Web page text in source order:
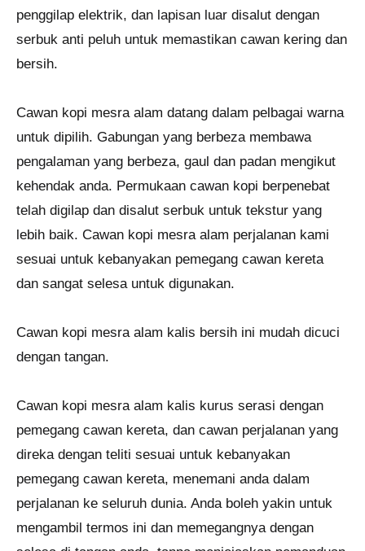
penggilap elektrik, dan lapisan luar disalut dengan
serbuk anti peluh untuk memastikan cawan kering dan
bersih.
Cawan kopi mesra alam datang dalam pelbagai warna
untuk dipilih. Gabungan yang berbeza membawa
pengalaman yang berbeza, gaul dan padan mengikut
kehendak anda. Permukaan cawan kopi berpenebat
telah digilap dan disalut serbuk untuk tekstur yang
lebih baik. Cawan kopi mesra alam perjalanan kami
sesuai untuk kebanyakan pemegang cawan kereta
dan sangat selesa untuk digunakan.
Cawan kopi mesra alam kalis bersih ini mudah dicuci
dengan tangan.
Cawan kopi mesra alam kalis kurus serasi dengan
pemegang cawan kereta, dan cawan perjalanan yang
direka dengan teliti sesuai untuk kebanyakan
pemegang cawan kereta, menemani anda dalam
perjalanan ke seluruh dunia. Anda boleh yakin untuk
mengambil termos ini dan memegangnya dengan